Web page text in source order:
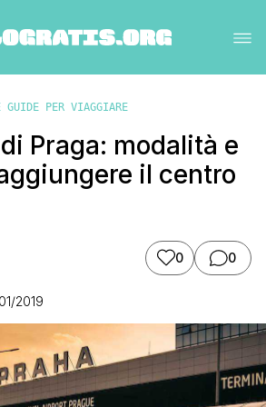
PER VIAGGIARE
Praga: modalità e
il centro
0 0
2019